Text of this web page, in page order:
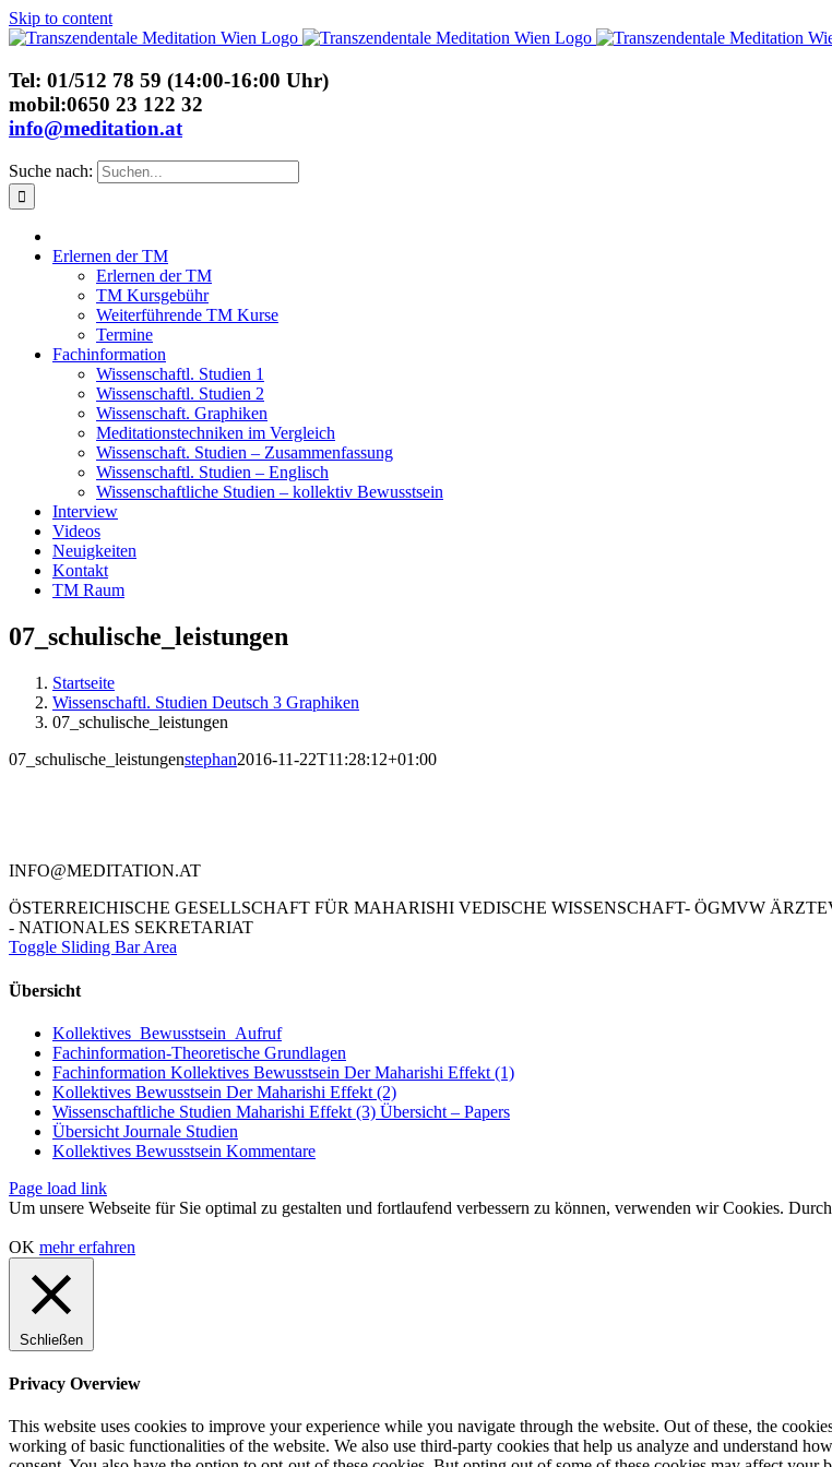
Skip to content
Tel: 01/512 78 59 (14:00-16:00 Uhr)
mobil:0650 23 122 32
info@meditation.at
Suche nach:
Erlernen der TM
Erlernen der TM
TM Kursgebühr
Weiterführende TM Kurse
Termine
Fachinformation
Wissenschaftl. Studien 1
Wissenschaftl. Studien 2
Wissenschaft. Graphiken
Meditationstechniken im Vergleich
Wissenschaft. Studien – Zusammenfassung
Wissenschaftl. Studien – Englisch
Wissenschaftliche Studien – kollektiv Bewusstsein
Interview
Videos
Neuigkeiten
Kontakt
TM Raum
07_schulische_leistungen
Startseite
Wissenschaftl. Studien Deutsch 3 Graphiken
07_schulische_leistungen
07_schulische_leistungenstephan2016-11-22T11:28:12+01:00
INFO@MEDITATION.AT
ÖSTERREICHISCHE GESELLSCHAFT FÜR MAHARISHI VEDISCHE WISSENSCHAFT- ÖGMVW
- NATIONALES SEKRETARIAT
Toggle Sliding Bar Area
Übersicht
Kollektives_Bewusstsein_Aufruf
Fachinformation-Theoretische Grundlagen
Fachinformation Kollektives Bewusstsein Der Maharishi Effekt (1)
Kollektives Bewusstsein Der Maharishi Effekt (2)
Wissenschaftliche Studien Maharishi Effekt (3) Übersicht – Papers
Übersicht Journale Studien
Kollektives Bewusstsein Kommentare
Page load link
Um unsere Webseite für Sie optimal zu gestalten und fortlaufend verbessern zu können, verwenden wir Cookies.
OK mehr erfahren
Schließen
Privacy Overview
This website uses cookies to improve your experience while you navigate through the website. Out of these, the
working of basic functionalities of the website. We also use third-party cookies that help us analyze and understand